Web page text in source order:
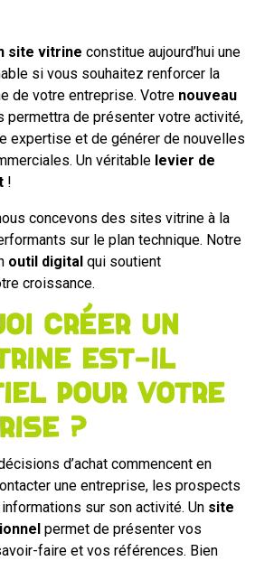
site vitrine constitue aujourd’hui une
si vous souhaitez renforcer la
de votre entreprise. Votre nouveau
permettra de présenter votre activité,
expertise et de générer de nouvelles
Un véritable levier de
!
concevons des sites vitrine à la
sur le plan technique. Notre
outil digital qui soutient
croissance.
créer un
est-il
pour votre
?
d’achat commencent en
une entreprise, les prospects
sur son activité. Un site
permet de présenter vos
faire et vos références. Bien